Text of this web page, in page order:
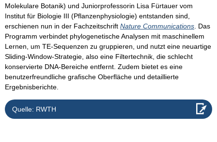
Molekulare Botanik) und Juniorprofessorin Lisa Fürtauer vom
Institut für Biologie III (Pflanzenphysiologie) entstanden sind,
erschienen nun in der Fachzeitschrift Nature Communications . Das
Programm verbindet phylogenetische Analysen mit maschinellem
Lernen, um TE-Sequenzen zu gruppieren, und nutzt eine neuartige
Sliding-Window-Strategie, also eine Filtertechnik, die schlecht
konservierte DNA-Bereiche entfernt. Zudem bietet es eine
benutzerfreundliche grafische Oberfläche und detaillierte
Ergebnisberichte.
Quelle: RWTH